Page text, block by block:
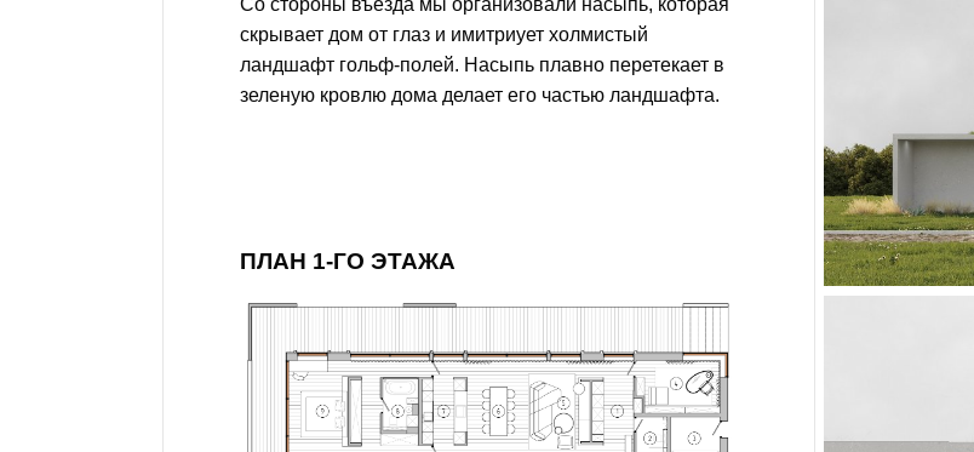
скрывает дом от глаз и имитриует холмистый
ландшафт гольф-полей. Насыпь плавно перетекает в
зеленую кровлю дома делает его частью ландшафта.
ПЛАН 1-ГО ЭТАЖА